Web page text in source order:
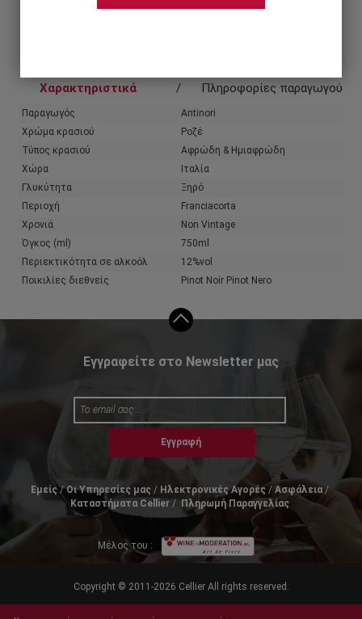
Χαρακτηριστικά Πληροφορίες παραγωγού
Παραγωγός
Antinori
Χρώμα κρασιού
Ροζέ
Τύπος κρασιού
Αφρώδη & Ημιαφρώδη
Χώρα
Ιταλία
Γλυκύτητα
Ξηρό
Περιοχή
Franciacorta
Χρονιά
Non Vintage
Όγκος (ml)
750ml
Περιεκτικότητα σε αλκοόλ
12%vol
Ποικιλίες διεθνείς
Pinot Noir Pinot Nero
Εγγραφείτε στο Newsletter μας
Εγγραφή
Εμείς Οι Υπηρεσίες μας Ηλεκτρονικές Αγορές
Ασφάλεια
Καταστήματα Cellier
Πληρωμή Παραγγελίας
Μέλος του :
Copyright © 2011-2026 Cellier All rights reserved.